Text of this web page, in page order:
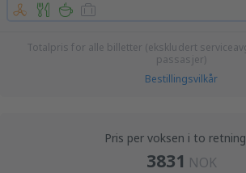
Totalpris for alle billetter (ekskludert
passasjer)
Bestillingsvilkår
Pris per voksen i to
3831 NOK